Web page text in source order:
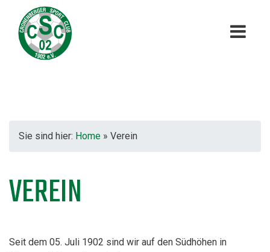
Sie sind hier: Home » Verein
VEREIN
Seit dem 05. Juli 1902 sind wir auf den Südhöhen in